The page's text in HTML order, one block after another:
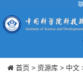
首页 > 资源库 > 中文